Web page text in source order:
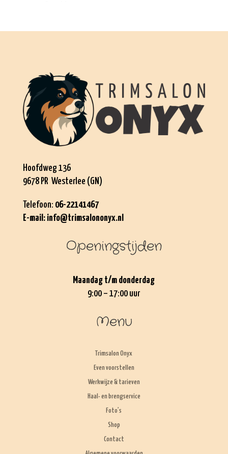
Hoofdweg 136
9678 PR Westerlee (GN)
Telefoon: 06-22141467
E-mail: info@trimsalononyx.nl
Openingstijden
Maandag t/m donderdag
9:00 – 17:00 uur
Menu
Trimsalon Onyx
Even voorstellen
Werkwijze & tarieven
Haal- en brengservice
Foto’s
Shop
Contact